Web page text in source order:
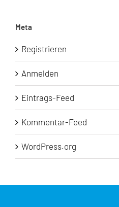
Meta
Registrieren
Anmelden
Eintrags-Feed
Kommentar-Feed
WordPress.org